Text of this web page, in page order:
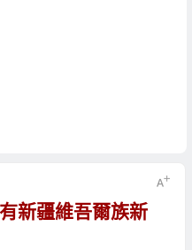
新疆維吾爾族新